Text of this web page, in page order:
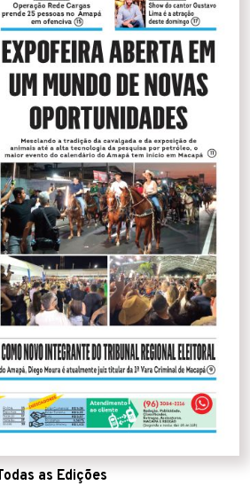
as Edições